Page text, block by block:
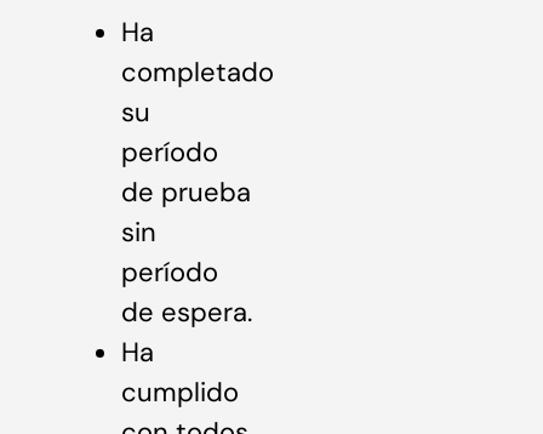
Ha
completado
su
período
de prueba
sin
período
de espera.
Ha
cumplido